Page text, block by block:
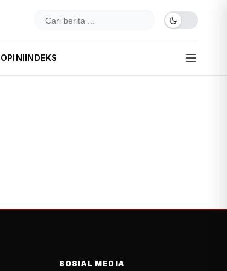
OPINI INDEKS
SOSIAL MEDIA